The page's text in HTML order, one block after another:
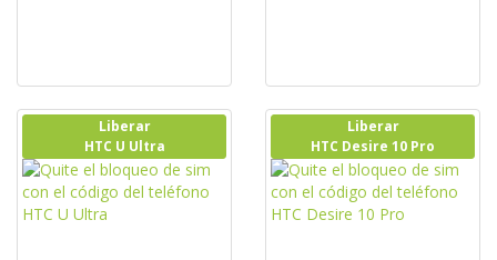
Liberar
HTC U Ultra
Liberar
HTC Desire 10 Pro